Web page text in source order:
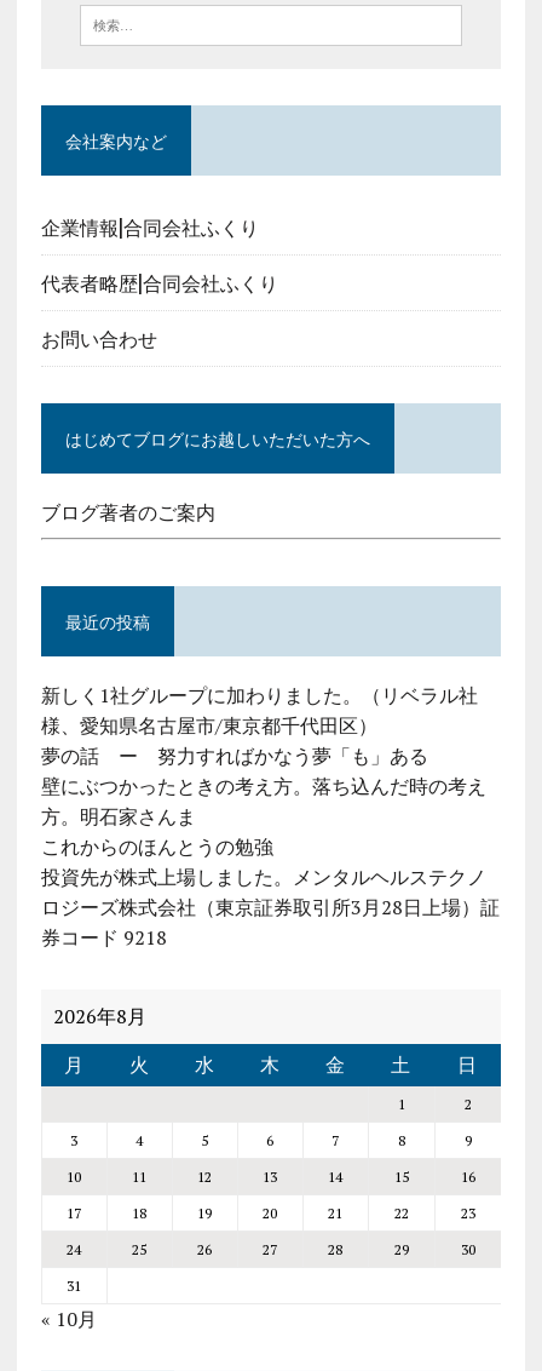
会社案内など
企業情報|合同会社ふくり
代表者略歴|合同会社ふくり
お問い合わせ
はじめてブログにお越しいただいた方へ
ブログ著者のご案内
最近の投稿
新しく1社グループに加わりました。（リベラル社
様、愛知県名古屋市/東京都千代田区）
夢の話 ー 努力すればかなう夢「も」ある
壁にぶつかったときの考え方。落ち込んだ時の考え
方。明石家さんま
これからのほんとうの勉強
投資先が株式上場しました。メンタルヘルステクノ
ロジーズ株式会社（東京証券取引所3月28日上場）証
券コード 9218
2026年8月
月
火 水 木 金 土 日
1
2
3
4 5 6 7 8
9
10
11 12 13 14 15
16
17
18 19 20 21 22
23
24
25 26 27 28 29
30
31
« 10月